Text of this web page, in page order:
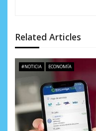
d
e
e
n
t
Related Articles
#NOTICIA ECONOMÍA